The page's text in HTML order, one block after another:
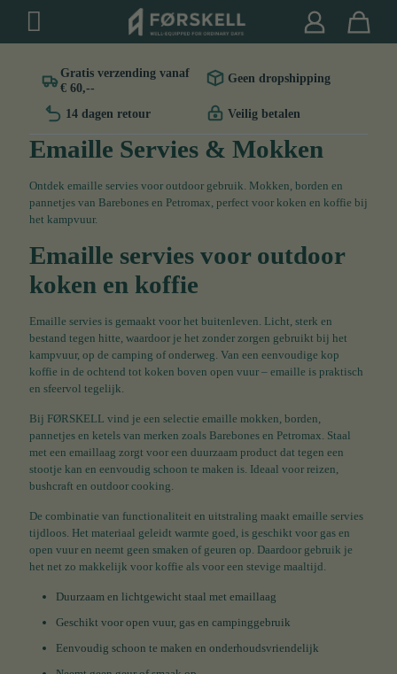
Gratis verzending vanaf
€ 60,--
Geen dropshipping
14 dagen retour Veilig betalen
Emaille Servies & Mokken
Ontdek emaille servies voor outdoor gebruik. Mokken, borden en
pannetjes van Barebones en Petromax, perfect voor koken en koffie bij
het kampvuur.
Emaille servies voor outdoor
koken en koffie
Emaille servies is gemaakt voor het buitenleven. Licht, sterk en
bestand tegen hitte, waardoor je het zonder zorgen gebruikt bij het
kampvuur, op de camping of onderweg. Van een eenvoudige kop
koffie in de ochtend tot koken boven open vuur – emaille is praktisch
en sfeervol tegelijk.
Bij FØRSKELL vind je een selectie emaille mokken, borden,
pannetjes en ketels van merken zoals Barebones en Petromax. Staal
met een emaillaag zorgt voor een duurzaam product dat tegen een
stootje kan en eenvoudig schoon te maken is. Ideaal voor reizen,
bushcraft en outdoor cooking.
De combinatie van functionaliteit en uitstraling maakt emaille servies
tijdloos. Het materiaal geleidt warmte goed, is geschikt voor gas en
open vuur en neemt geen smaken of geuren op. Daardoor gebruik je
het net zo makkelijk voor koffie als voor een stevige maaltijd.
Duurzaam en lichtgewicht staal met emaillaag
Geschikt voor open vuur, gas en campinggebruik
Eenvoudig schoon te maken en onderhoudsvriendelijk